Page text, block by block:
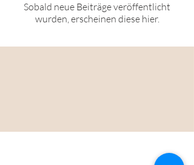
Sobald neue Beiträge veröffentlicht
wurden, erscheinen diese hier.